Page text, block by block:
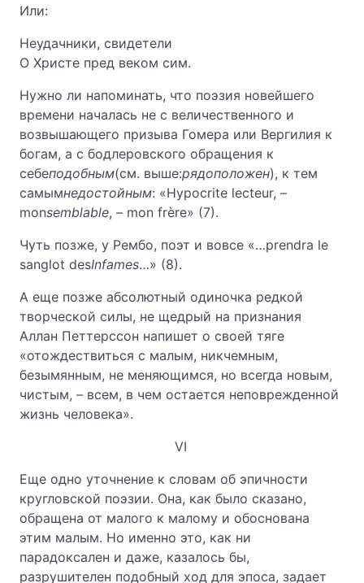
Или:
Неудачники, свидетели
О Христе пред веком сим.
Нужно ли напоминать, что поэзия новейшего
времени началась не с величественного и
возвышающего призыва Гомера или Вергилия к
богам, а с бодлеровского обращения к
себеподобным(см. выше:рядоположен), к тем
самымнедостойным: «Hypocrite lecteur, –
monsemblable, – mon frère» (7).
Чуть позже, у Рембо, поэт и вовсе «…prendra le
sanglot desInfames…» (8).
А еще позже абсолютный одиночка редкой
творческой силы, не щедрый на признания
Аллан Петтерссон напишет о своей тяге
«отождествиться с малым, никчемным,
безымянным, не меняющимся, но всегда новым,
чистым, – всем, в чем остается неповрежденной
жизнь человека».
VI
Еще одно уточнение к словам об эпичности
кругловской поэзии. Она, как было сказано,
обращена от малого к малому и обоснована
этим малым. Но именно это, как ни
парадоксален и даже, казалось бы,
разрушителен подобный ход для эпоса, задает